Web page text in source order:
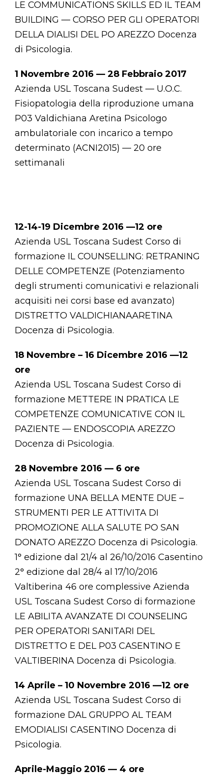
LE COMMUNICATIONS SKILLS ED IL TEAM
BUILDING — CORSO PER GLI OPERATORI
DELLA DIALISI DEL PO AREZZO Docenza
di Psicologia.
1 Novembre 2016 — 28 Febbraio 2017
Azienda USL Toscana Sudest — U.O.C.
Fisiopatologia della riproduzione umana
P03 Valdichiana Aretina Psicologo
ambulatoriale con incarico a tempo
determinato (ACNI2015) — 20 ore
settimanali
12-14-19 Dicembre 2016 —12 ore
Azienda USL Toscana Sudest Corso di
formazione IL COUNSELLING: RETRANING
DELLE COMPETENZE (Potenziamento
degli strumenti comunicativi e relazionali
acquisiti nei corsi base ed avanzato)
DISTRETTO VALDICHIANAARETINA
Docenza di Psicologia.
18 Novembre – 16 Dicembre 2016 —12
ore
Azienda USL Toscana Sudest Corso di
formazione METTERE IN PRATICA LE
COMPETENZE COMUNICATIVE CON IL
PAZIENTE — ENDOSCOPIA AREZZO
Docenza di Psicologia.
28 Novembre 2016 — 6 ore
Azienda USL Toscana Sudest Corso di
formazione UNA BELLA MENTE DUE –
STRUMENTI PER LE ATTIVITA DI
PROMOZIONE ALLA SALUTE PO SAN
DONATO AREZZO Docenza di Psicologia.
1° edizione dal 21/4 al 26/10/2016 Casentino
2° edizione dal 28/4 al 17/10/2016
Valtiberina 46 ore complessive Azienda
USL Toscana Sudest Corso di formazione
LE ABILITA AVANZATE DI COUNSELING
PER OPERATORI SANITARI DEL
DISTRETTO E DEL P03 CASENTINO E
VALTIBERINA Docenza di Psicologia.
14 Aprile – 10 Novembre 2016 —12 ore
Azienda USL Toscana Sudest Corso di
formazione DAL GRUPPO AL TEAM
EMODIALISI CASENTINO Docenza di
Psicologia.
Aprile-Maggio 2016 — 4 ore